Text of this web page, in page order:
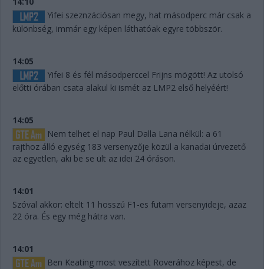
Yifei szeznzációsan megy, hat másodperc már csak a
különbség, immár egy képen láthatóak egyre többször.
14:05
Yifei 8 és fél másodperccel Frijns mögött! Az utolsó
előtti órában csata alakul ki ismét az LMP2 első helyéért!
14:05
Nem telhet el nap Paul Dalla Lana nélkül: a 61
rajthoz álló egység 183 versenyzője közül a kanadai úrvezető
az egyetlen, aki be se ült az idei 24 óráson.
14:01
Szóval akkor: eltelt 11 hosszú F1-es futam versenyideje, azaz
22 óra. És egy még hátra van.
14:01
Ben Keating most veszített Roverához képest, de